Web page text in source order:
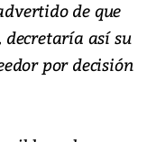
de que
decretaría así su
por decisión